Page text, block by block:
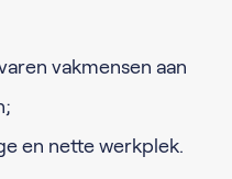
vakmensen aan
en nette werkplek.